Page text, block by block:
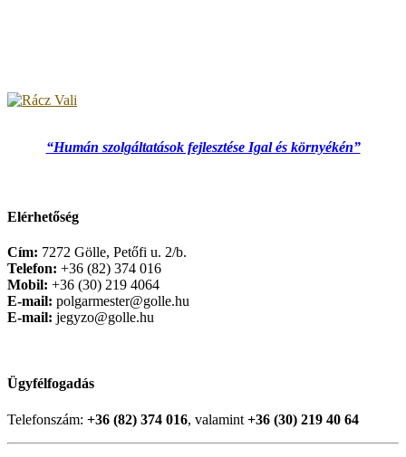
“Humán szolgáltatások fejlesztése Igal és környékén”
Elérhetőség
Cím: 7272 Gölle, Petőfi u. 2/b.
Telefon: +36 (82) 374 016
Mobil: +36 (30) 219 4064
E-mail: polgarmester@golle.hu
E-mail: jegyzo@golle.hu
Ügyfélfogadás
Telefonszám: +36 (82) 374 016, valamint +36 (30) 219 40 64